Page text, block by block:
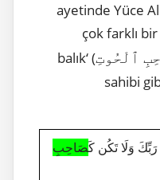
ayetinde Yüce
çok farklı
ٱلْحُوتِ ) ‘balık
sahibi
صَاحِبِ